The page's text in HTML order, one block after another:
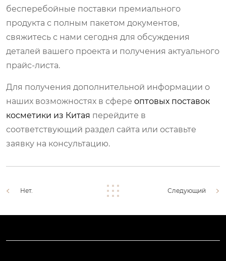
бесперебойные поставки премиального
продукта с полным пакетом документов,
свяжитесь с нами сегодня для обсуждения
деталей вашего проекта и получения актуального
прайс-листа.
Для получения дополнительной информации о
наших возможностях в сфере оптовых поставок
косметики из Китая перейдите в
соответствующий раздел сайта или оставьте
заявку на консультацию.
Нет. Следующий